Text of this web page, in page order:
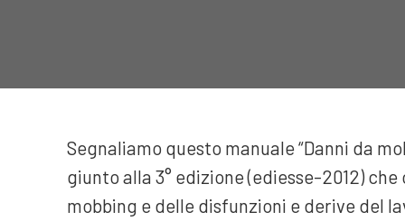
Segnaliamo questo manuale “Danni da
giunto alla 3° edizione (ediesse-2012)
mobbing e delle disfunzioni e derive del